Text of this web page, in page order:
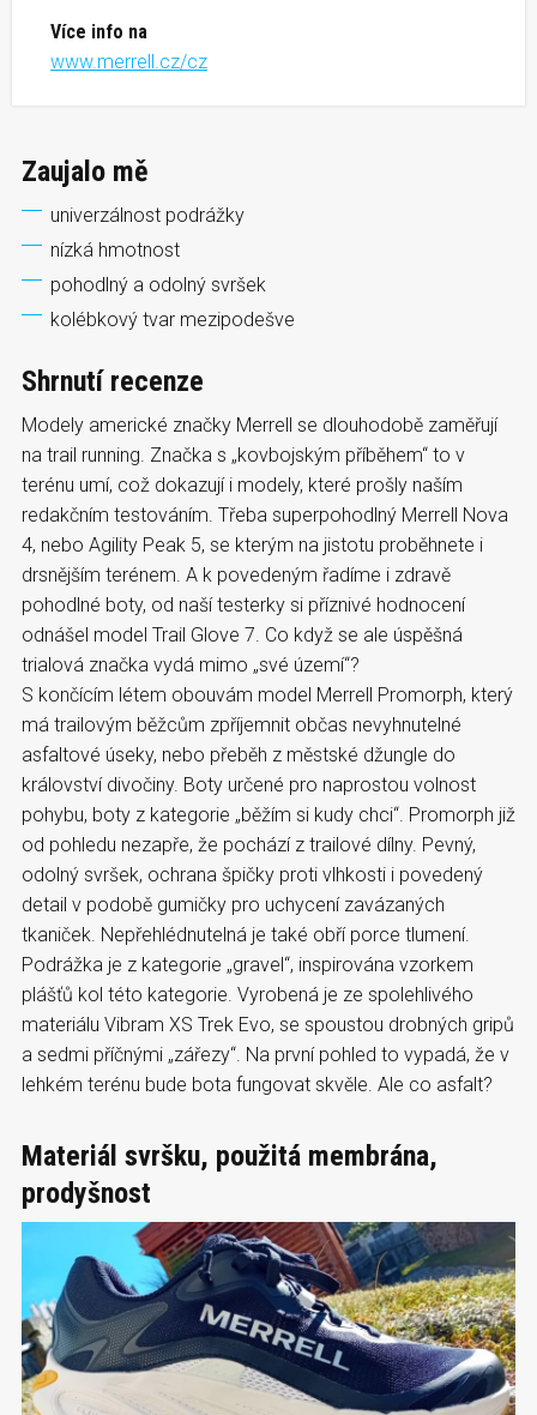
Více info na
www.merrell.cz/cz
Zaujalo mě
univerzálnost podrážky
nízká hmotnost
pohodlný a odolný svršek
kolébkový tvar mezipodešve
Shrnutí recenze
Modely americké značky Merrell se dlouhodobě zaměřují
na trail running. Značka s „kovbojským příběhem“ to v
terénu umí, což dokazují i modely, které prošly naším
redakčním testováním. Třeba superpohodlný Merrell Nova
4, nebo Agility Peak 5, se kterým na jistotu proběhnete i
drsnějším terénem. A k povedeným řadíme i zdravě
pohodlné boty, od naší testerky si příznivé hodnocení
odnášel model Trail Glove 7. Co když se ale úspěšná
trialová značka vydá mimo „své území“?
S končícím létem obouvám model Merrell Promorph, který
má trailovým běžcům zpříjemnit občas nevyhnutelné
asfaltové úseky, nebo přeběh z městské džungle do
království divočiny. Boty určené pro naprostou volnost
pohybu, boty z kategorie „běžím si kudy chci“. Promorph již
od pohledu nezapře, že pochází z trailové dílny. Pevný,
odolný svršek, ochrana špičky proti vlhkosti i povedený
detail v podobě gumičky pro uchycení zavázaných
tkaniček. Nepřehlédnutelná je také obří porce tlumení.
Podrážka je z kategorie „gravel“, inspirována vzorkem
plášťů kol této kategorie. Vyrobená je ze spolehlivého
materiálu Vibram XS Trek Evo, se spoustou drobných gripů
a sedmi příčnými „zářezy“. Na první pohled to vypadá, že v
lehkém terénu bude bota fungovat skvěle. Ale co asfalt?
Materiál svršku, použitá membrána,
prodyšnost